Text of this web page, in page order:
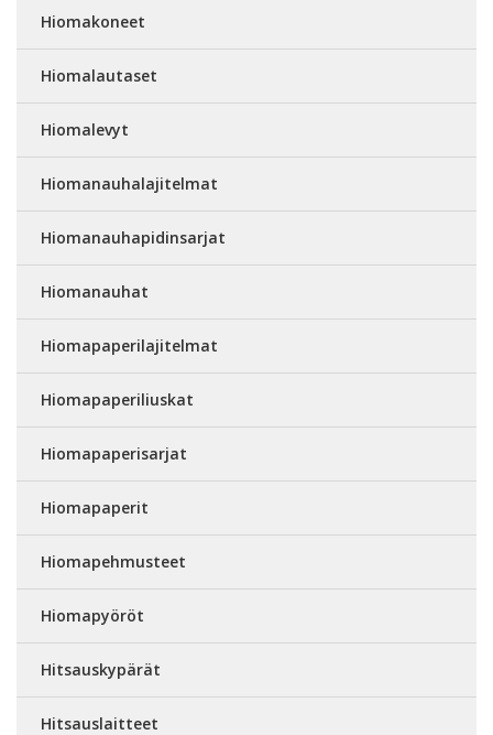
Hiomakoneet
Hiomalautaset
Hiomalevyt
Hiomanauhalajitelmat
Hiomanauhapidinsarjat
Hiomanauhat
Hiomapaperilajitelmat
Hiomapaperiliuskat
Hiomapaperisarjat
Hiomapaperit
Hiomapehmusteet
Hiomapyöröt
Hitsauskypärät
Hitsauslaitteet